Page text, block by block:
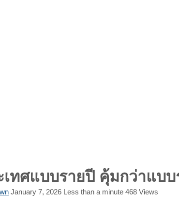
ทศแบบรายปี คุ้มกว่าแบบ
January 7, 2026 Less than a minute 468 Views